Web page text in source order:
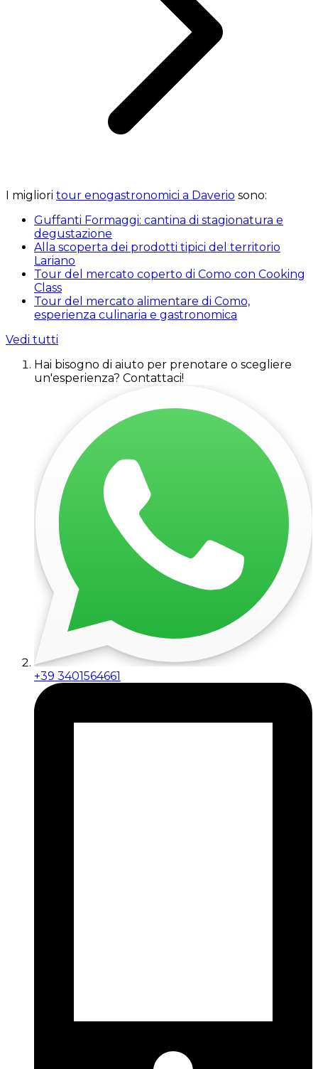
I migliori tour enogastronomici a Daverio sono:
Guffanti Formaggi: cantina di stagionatura e
degustazione
Alla scoperta dei prodotti tipici del territorio
Lariano
Tour del mercato coperto di Como con Cooking
Class
Tour del mercato alimentare di Como,
esperienza culinaria e gastronomica
Vedi tutti
Hai bisogno di aiuto per prenotare o scegliere
un'esperienza? Contattaci!
+39 3401564661